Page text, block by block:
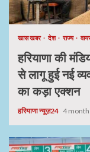
खास खबर देश राज्य
हरियाणा की
से लागू हुई नई
का कड़ा एक्शन
हरियाणा न्यूज़24 4